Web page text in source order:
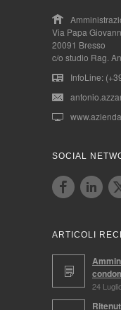
Via Papa
20091 Bresso
c/o studio Rag.
InfoLine:
SOCIAL
ARTICOLI
24